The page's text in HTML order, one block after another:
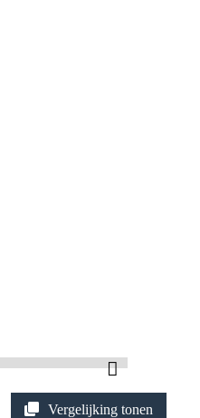
Vergelijking tonen